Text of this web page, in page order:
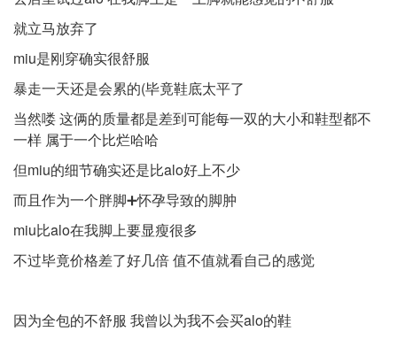
就立马放弃了
miu是刚穿确实很舒服
暴走一天还是会累的(毕竟鞋底太平了
当然喽 这俩的质量都是差到可能每一双的大小和鞋型都不
一样 属于一个比烂哈哈
但miu的细节确实还是比alo好上不少
而且作为一个胖脚➕怀孕导致的脚肿
miu比alo在我脚上要显瘦很多
不过毕竟价格差了好几倍 值不值就看自己的感觉
因为全包的不舒服 我曾以为我不会买alo的鞋